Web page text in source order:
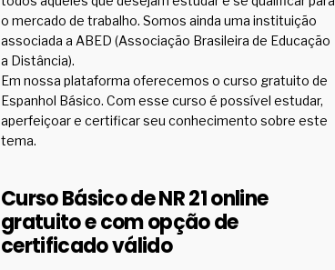
o mercado de trabalho. Somos ainda uma instituição
associada a ABED (Associação Brasileira de Educação
a Distância).
Em nossa plataforma oferecemos o curso gratuito de
Espanhol Básico. Com esse curso é possível estudar,
aperfeiçoar e certificar seu conhecimento sobre este
tema.
Curso Básico de NR 21 online
gratuito e com opção de
certificado válido